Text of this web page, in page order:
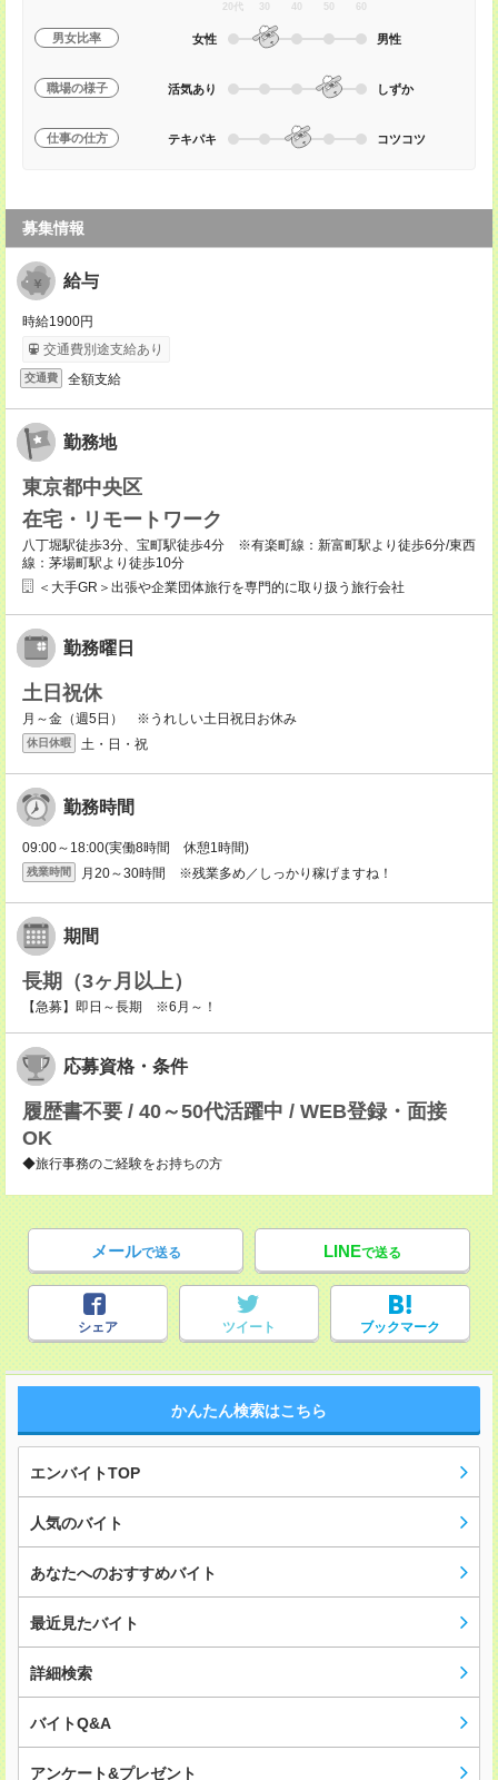
20代 30 40 50 60
男女比率 女性 男性
職場の様子 活気あり しずか
仕事の仕方 テキパキ コツコツ
募集情報
給与
時給1900円
交通費別途支給あり
交通費 全額支給
勤務地
東京都中央区
在宅・リモートワーク
八丁堀駅徒歩3分、宝町駅徒歩4分 ※有楽町線：新富町駅より徒歩6分/東西
線：茅場町駅より徒歩10分
＜大手GR＞出張や企業団体旅行を専門的に取り扱う旅行会社
勤務曜日
土日祝休
月～金（週5日） ※うれしい土日祝日お休み
休日休暇 土・日・祝
勤務時間
09:00～18:00(実働8時間 休憩1時間)
残業時間 月20～30時間 ※残業多め／しっかり稼げますね！
期間
長期（3ヶ月以上）
【急募】即日～長期 ※6月～！
応募資格・条件
履歴書不要 / 40～50代活躍中 / WEB登録・面接
OK
◆旅行事務のご経験をお持ちの方
メールで送る LINEで送る
シェア ツイート ブックマーク
かんたん検索はこちら
エンバイトTOP
人気のバイト
あなたへのおすすめバイト
最近見たバイト
詳細検索
バイトQ&A
アンケート&プレゼント